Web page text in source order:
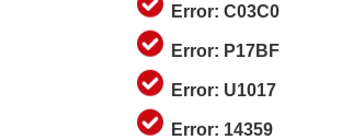
Error: C03C0
Error: P17BF
Error: U1017
Error: 14359